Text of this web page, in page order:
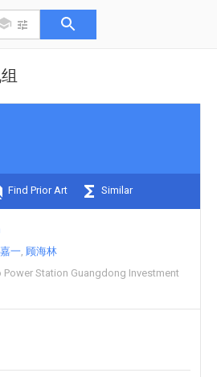
Find Prior Art Similar
一 顾海林
Power Station Guangdong Investment